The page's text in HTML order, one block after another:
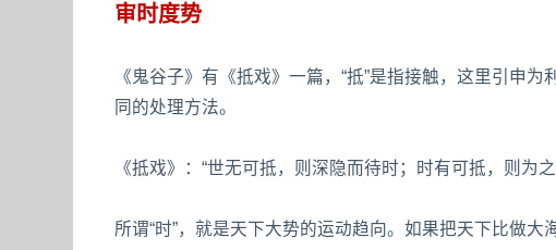
审时度势
《鬼谷子》有《抵戏》一篇，“抵”是指接触，这里引申
同的处理方法。
《抵戏》：“世无可抵，则深隐而待时；时有可抵，则为
所谓“时”，就是天下大势的运动趋向。如果把天下比做大